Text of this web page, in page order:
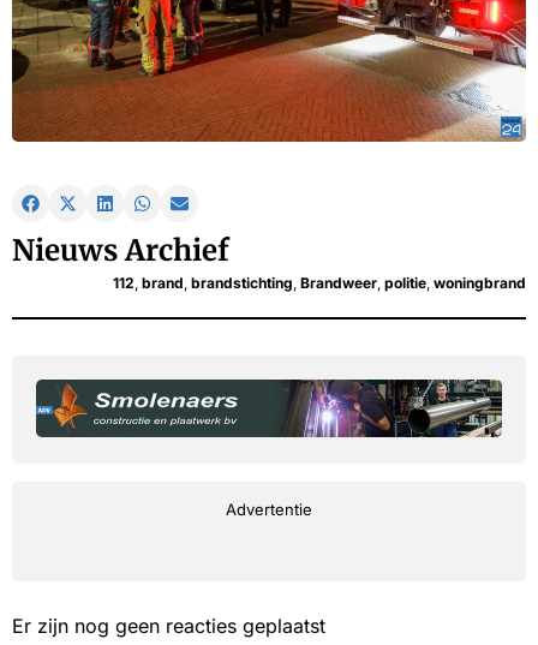
Nieuws Archief
112, brand, brandstichting, Brandweer, politie, woningbrand
Advertentie
Er zijn nog geen reacties geplaatst